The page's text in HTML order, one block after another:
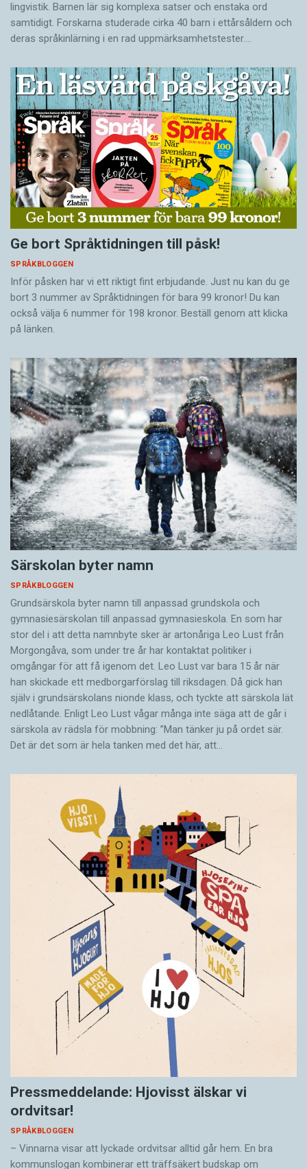
lingvistik. Barnen lär sig komplexa satser och enstaka ord
samtidigt. Forskarna studerade cirka 40 barn i ettårsåldern och
deras språkinlärning i en rad uppmärksamhetstester.…
Ge bort Språktidningen till påsk!
SPRÅKBLOGGEN
Inför påsken har vi ett riktigt fint erbjudande. Just nu kan du ge
bort 3 nummer av Språktidningen för bara 99 kronor! Du kan
också välja 6 nummer för 198 kronor. Beställ genom att klicka
på länken.
Särskolan byter namn
SPRÅKBLOGGEN
Grundsärskola byter namn till anpassad grundskola och
gymnasiesärskolan till anpassad gymnasieskola. En som har
stor del i att detta namnbyte sker är artonåriga Leo Lust från
Morgongåva, som under tre år har kontaktat politiker i
omgångar för att få igenom det. Leo Lust var bara 15 år när
han skickade ett medborgarförslag till riksdagen. Då gick han
själv i grundsärskolans nionde klass, och tyckte att särskola lät
nedlåtande. Enligt Leo Lust vågar många inte säga att de går i
särskola av rädsla för mobbning: ”Man tänker ju på ordet sär.
Det är det som är hela tanken med det här, att…
Pressmeddelande: Hjovisst älskar vi
ordvitsar!
SPRÅKBLOGGEN
– Vinnarna visar att lyckade ordvitsar alltid går hem. En bra
kommunslogan kombinerar ett träffsäkert budskap om